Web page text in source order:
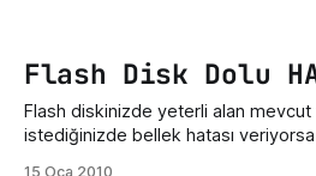
Flash Disk Dolu
Flash diskinizde yeterli alan
istediğinizde bellek hatası
15 Oca 2010